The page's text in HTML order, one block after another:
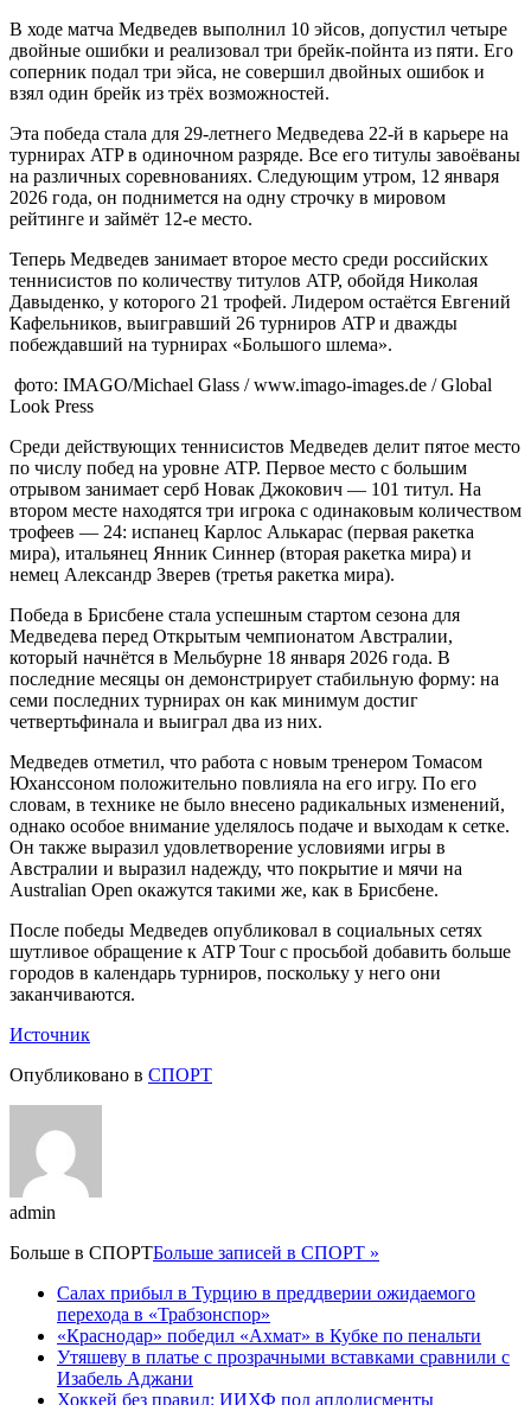
В ходе матча Медведев выполнил 10 эйсов, допустил четыре
двойные ошибки и реализовал три брейк-пойнта из пяти. Его
соперник подал три эйса, не совершил двойных ошибок и
взял один брейк из трёх возможностей.
Эта победа стала для 29-летнего Медведева 22-й в карьере на
турнирах ATP в одиночном разряде. Все его титулы завоёваны
на различных соревнованиях. Следующим утром, 12 января
2026 года, он поднимется на одну строчку в мировом
рейтинге и займёт 12-е место.
Теперь Медведев занимает второе место среди российских
теннисистов по количеству титулов ATP, обойдя Николая
Давыденко, у которого 21 трофей. Лидером остаётся Евгений
Кафельников, выигравший 26 турниров ATP и дважды
побеждавший на турнирах «Большого шлема».
фото: IMAGO/Michael Glass / www.imago-images.de / Global
Look Press
Среди действующих теннисистов Медведев делит пятое место
по числу побед на уровне ATP. Первое место с большим
отрывом занимает серб Новак Джокович — 101 титул. На
втором месте находятся три игрока с одинаковым количеством
трофеев — 24: испанец Карлос Алькарас (первая ракетка
мира), итальянец Янник Синнер (вторая ракетка мира) и
немец Александр Зверев (третья ракетка мира).
Победа в Брисбене стала успешным стартом сезона для
Медведева перед Открытым чемпионатом Австралии,
который начнётся в Мельбурне 18 января 2026 года. В
последние месяцы он демонстрирует стабильную форму: на
семи последних турнирах он как минимум достиг
четвертьфинала и выиграл два из них.
Медведев отметил, что работа с новым тренером Томасом
Юханссоном положительно повлияла на его игру. По его
словам, в технике не было внесено радикальных изменений,
однако особое внимание уделялось подаче и выходам к сетке.
Он также выразил удовлетворение условиями игры в
Австралии и выразил надежду, что покрытие и мячи на
Australian Open окажутся такими же, как в Брисбене.
После победы Медведев опубликовал в социальных сетях
шутливое обращение к ATP Tour с просьбой добавить больше
городов в календарь турниров, поскольку у него они
заканчиваются.
Источник
Опубликовано в СПОРТ
admin
Больше в СПОРТБольше записей в СПОРТ »
Салах прибыл в Турцию в преддверии ожидаемого
перехода в «Трабзонспор»
«Краснодар» победил «Ахмат» в Кубке по пенальти
Утяшеву в платье с прозрачными вставками сравнили с
Изабель Аджани
Хоккей без правил: ИИХФ под аплодисменты